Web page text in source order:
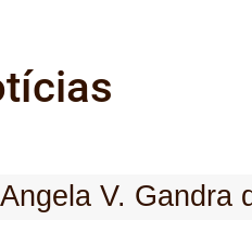
Angela V.